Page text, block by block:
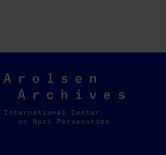
Arolsen
Archives